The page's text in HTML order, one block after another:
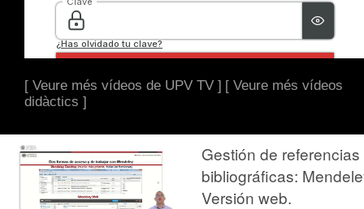
[ Veure més vídeos de UPV TV ] [ Veure més vídeos
didàctics ]
Gestión de referencias
bibliográficas:
Versión web.